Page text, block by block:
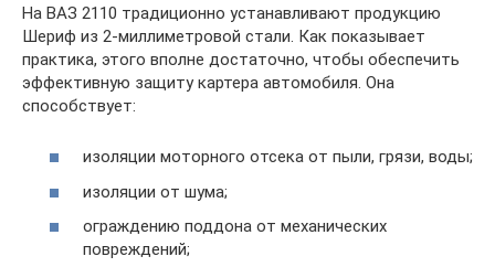
На ВАЗ 2110 традиционно устанавливают продукцию
Шериф из 2-миллиметровой стали. Как показывает
практика, этого вполне достаточно, чтобы обеспечить
эффективную защиту картера автомобиля. Она
способствует:
изоляции моторного отсека от пыли, грязи, воды;
изоляции от шума;
ограждению поддона от механических
повреждений;